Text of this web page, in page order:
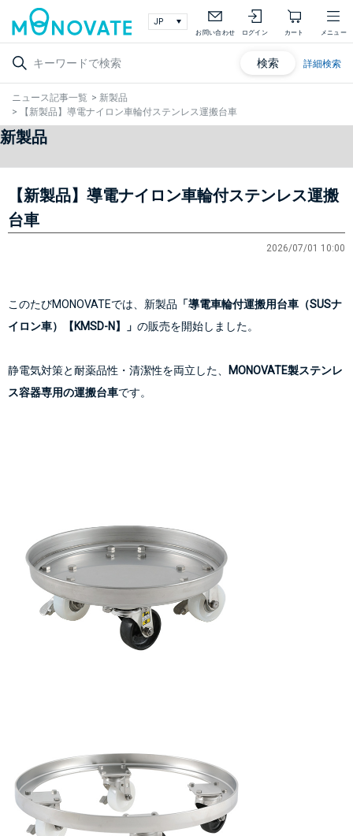
お問い合わせ ログイン カート メニュー
検索 詳細検索
ニュース記事一覧 > 新製品
>
【新製品】導電ナイロン車輪付ステンレス運搬台車
新製品
【新製品】導電ナイロン車輪付ステンレス運搬
台車
2026/07/01 10:00
このたびMONOVATEでは、新製品 「導電車輪付運搬用台車（SUSナ
イロン車）【KMSD-N】」 の販売を開始しました。
静電気対策と耐薬品性・清潔性を両立した、
MONOVATE製ステンレ
ス容器専用の運搬台車